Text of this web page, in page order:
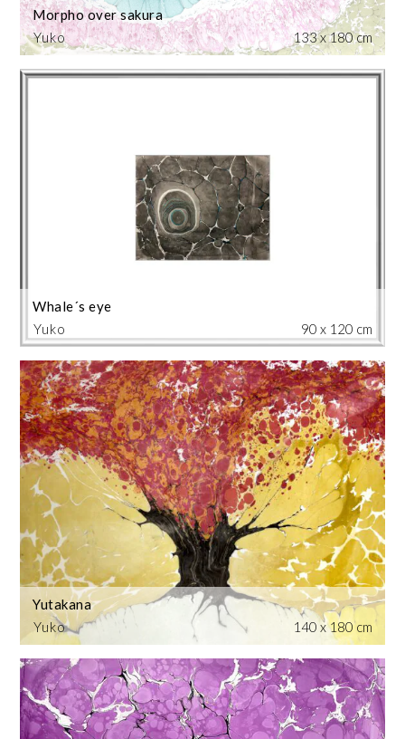
Yuko
Morpho over sakura
133 x 180 cm
Yuko
Whale´s eye
90 x 120 cm
Yuko
Yutakana
140 x 180 cm